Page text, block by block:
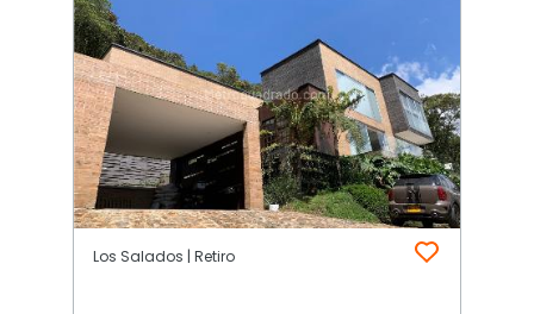
Los Salados | Retiro